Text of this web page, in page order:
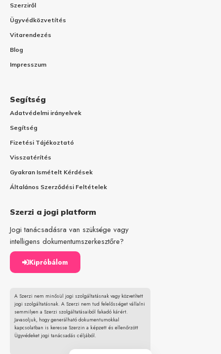
Szerziről
Ügyvédközvetítés
Vitarendezés
Blog
Impresszum
Segítség
Adatvédelmi irányelvek
Segítség
Fizetési Tájékoztató
Visszatérítés
Gyakran Ismételt Kérdések
Általános Szerződési Feltételek
Szerzi a jogi platform
Jogi tanácsadásra van szüksége vagy
intelligens dokumentumszerkesztőre?
Kipróbálom
A Szerzi nem minősül jogi szolgáltatásnak vagy közvetített
jogi szolgáltatásnak. A Szerzi nem tud felelősséget vállalni
semmilyen a Szerzi szolgáltatásaiból fakadó kárért.
Javasoljuk, hogy generálható dokumentumokkal
kapcsolatban is keresse Szerzin a képzett és ellenőrzött
Ügyvédeket jogi tanácsadás céljából.